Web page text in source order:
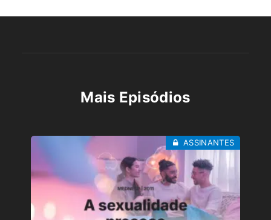
Mais Episódios
ASSINANTES